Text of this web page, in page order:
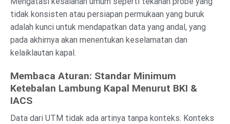
tidak konsisten atau persiapan permukaan yang buruk
adalah kunci untuk mendapatkan data yang andal, yang
pada akhirnya akan menentukan keselamatan dan
kelaiklautan kapal.
Membaca Aturan: Standar Minimum
Ketebalan Lambung Kapal Menurut BKI &
IACS
Data dari UTM tidak ada artinya tanpa konteks. Konteks